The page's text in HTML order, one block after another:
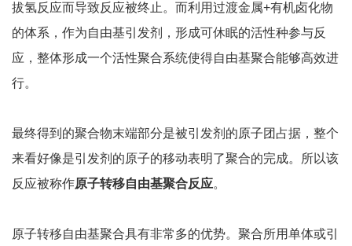
拔氢反应而导致反应被终止。而利用过渡金属+有机卤化物
的体系，作为自由基引发剂，形成可休眠的活性种参与反
应，整体形成一个活性聚合系统使得自由基聚合能够高效进
行。
最终得到的聚合物末端部分是被引发剂的原子团占据，整个
来看好像是引发剂的原子的移动表明了聚合的完成。所以该
反应被称作原子转移自由基聚合反应。
原子转移自由基聚合具有非常多的优势。聚合所用单体或引